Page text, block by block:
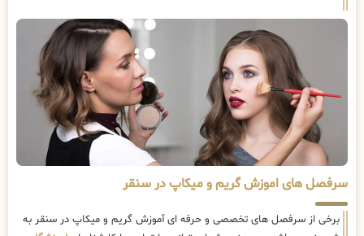
سرفصل های اموزش گریم و میکاپ در سنقر
برخی از سرفصل های تخصصی و حرفه ای آموزش گریم و میکاپ در سنقر به